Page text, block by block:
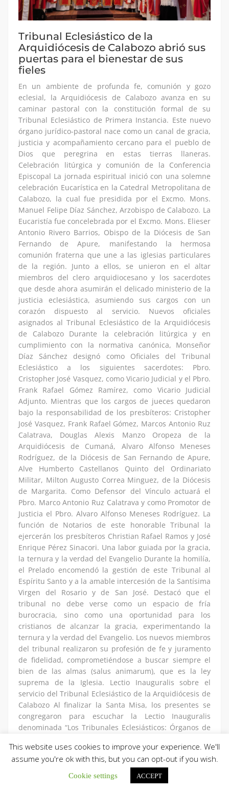
Tribunal Eclesiástico de la
Arquidiócesis de Calabozo abrió sus
puertas para el bienestar de sus
fieles
En un ambiente de profunda fe, comunión y gozo
eclesial, la Arquidiócesis de Calabozo avanza en su
caminar pastoral con la constitución formal de su
Tribunal Eclesiástico de Primera Instancia. Este nuevo
órgano jurídico-pastoral nace como un canal de gracia,
justicia y acompañamiento cercano para el pueblo de
Dios que peregrina en estas tierras llaneras.
Celebración litúrgica y comunión de la Conferencia
Episcopal La jornada espiritual inició con una solemne
celebración Eucarística en la Catedral Metropolitana de
Calabozo, la cual fue presidida por el Excmo. Mons.
Manuel Felipe Díaz Sánchez, Arzobispo de Calabozo. La
Eucaristía fue concelebrada por el Excmo. Mons. Elieser
Antonio Rivero Barrios, Obispo de la Diócesis de San
Fernando de Apure, manifestando la hermosa
comunión fraterna que une a las iglesias particulares
de la región. Junto a ellos, se unieron en el altar
miembros del clero arquidiocesano y los sacerdotes
que desde ahora asumirán el delicado ministerio de la
justicia eclesiástica, asumiendo sus cargos con un
corazón dispuesto al servicio. Nuevos oficiales
asignados al Tribunal Eclesiástico de la Arquidiócesis
de Calabozo Durante la celebración litúrgica y en
cumplimiento con la normativa canónica, Monseñor
Díaz Sánchez designó como Oficiales del Tribunal
Eclesiástico a los siguientes sacerdotes: Pbro.
Cristopher José Vasquez, como Vicario Judicial y el Pbro.
Frank Rafael Gómez Ramírez, como Vicario Judicial
Adjunto. Mientras que los cargos de jueces quedaron
bajo la responsabilidad de los presbíteros: Cristopher
José Vasquez, Frank Rafael Gómez, Marcos Antonio Ruz
Calatrava, Douglas Alexis Manzo Oropeza de la
Arquidiócesis de Cumaná, Alvaro Alfonso Meneses
Rodríguez, de la Diócesis de San Fernando de Apure,
Alve Humberto Castellanos Quinto del Ordinariato
Militar, Milton Augusto Correa Minguez, de la Diócesis
de Margarita. Como Defensor del Vínculo actuará el
Pbro. Marco Antonio Ruz Calatrava y como Promotor de
Justicia el Pbro. Alvaro Alfonso Meneses Rodríguez. La
función de Notarios de este honorable Tribunal la
ejercerán los presbíteros Christian Rafael Ramos y José
Enrique Pérez Sinacori. Una labor guiada por la gracia,
la ternura y la verdad del Evangelio Durante la homilía,
el Prelado encomendó la gestión de este Tribunal al
Espíritu Santo y a la amable intercesión de la Santísima
Virgen del Rosario y de San José. Destacó que el
tribunal no debe verse como un espacio de fría
burocracia, sino como una oportunidad para los
cristianos de alcanzar la gracia, experimentando la
ternura y la verdad del Evangelio. Los nuevos miembros
del tribunal realizaron su profesión de fe y juramento
de fidelidad, comprometiéndose a buscar siempre el
bien de las almas (salus animarum), que es la ley
suprema de la Iglesia. Lectio Inauguralis sobre el
servicio del Tribunal Eclesiástico de la Arquidiócesis de
Calabozo Al finalizar la Santa Misa, los presentes se
congregaron para escuchar la Lectio Inauguralis
denominada “Los Tribunales Eclesiásticos: Órganos de
Diocesana”, la cual estuvo a cargo de Monseñor Rivero
Barrios. El Obispo de San Fernando de Apure ofreció
una profunda reflexión teológico-pastoral sobre el
sentido del derecho canónico en la vida de la Iglesia,
This website uses cookies to improve your experience. We'll
assume you're ok with this, but you can opt-out if you wish.
Cookie settings ACCEPT